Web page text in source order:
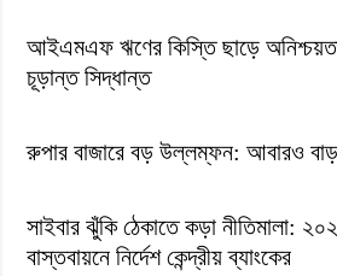
আইএমএফ ঋণের কিস্তি ছাড়ে
চূড়ান্ত সিদ্ধান্ত
রুপার বাজারে বড় উল্লম্ফন: আবারও
সাইবার ঝুঁকি ঠেকাতে কড়া নীতিমালা:
বাস্তবায়নে নির্দেশ কেন্দ্রীয় ব্যাংকের